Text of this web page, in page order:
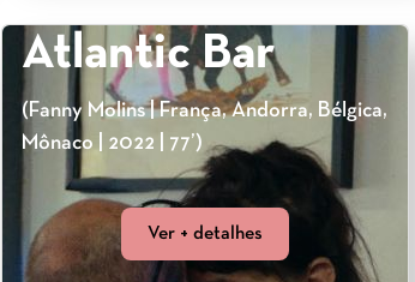
Atlantic Bar
(Fanny Molins | França, Andorra, Bélgica,
Mônaco | 2022 | 77’)
Ver + detalhes